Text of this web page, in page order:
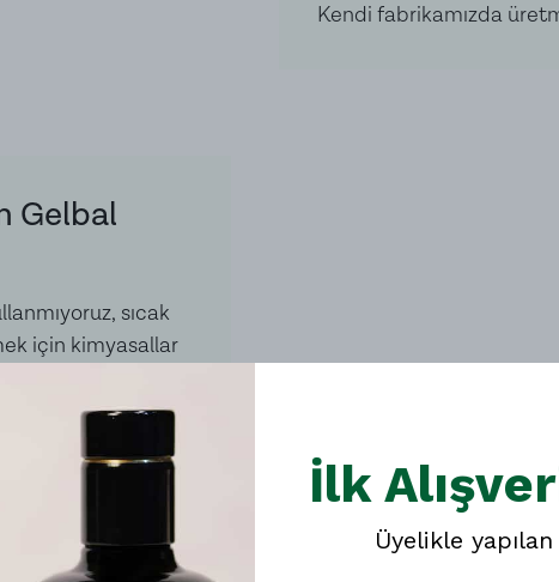
Kendi fabrikamızda
Gelbal
sıcak
için kimyasallar
İlk
Üyelikle